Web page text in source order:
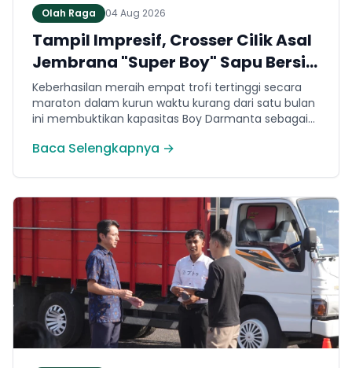
Olah Raga 04 Aug 2026
Tampil Impresif, Crosser Cilik Asal
Jembrana "Super Boy" Sapu Bersih
4 Gelar Juara Motocross 50cc di
Jawa
Keberhasilan meraih empat trofi tertinggi secara
maraton dalam kurun waktu kurang dari satu bulan
ini membuktikan kapasitas Boy Darmanta sebagai
dimiliki Jembrana di kancah motocross nasional
Baca Selengkapnya →